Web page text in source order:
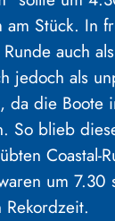
am Stück. In
auch
jedoch als
da die Boote
So blieb
Coastal-
um 7.30